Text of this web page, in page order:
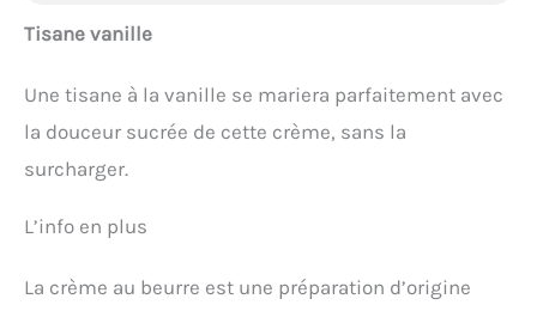
Tisane vanille
Une tisane à la vanille se mariera parfaitement avec
la douceur sucrée de cette crème, sans la
surcharger.
L’info en plus
La crème au beurre est une préparation d’origine